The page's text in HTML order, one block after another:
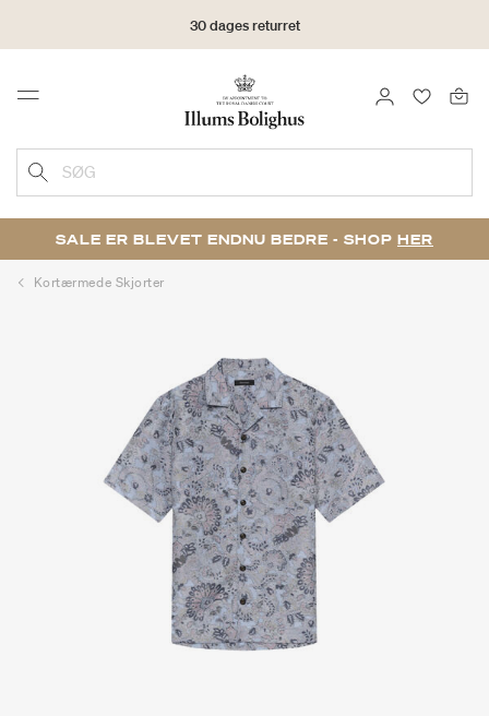
30 dages returret
Menu LOG IND
SØG
SALE ER BLEVET ENDNU BEDRE - SHOP HER
Kortærmede Skjorter